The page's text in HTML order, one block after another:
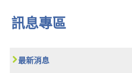
訊息專區
最新消息